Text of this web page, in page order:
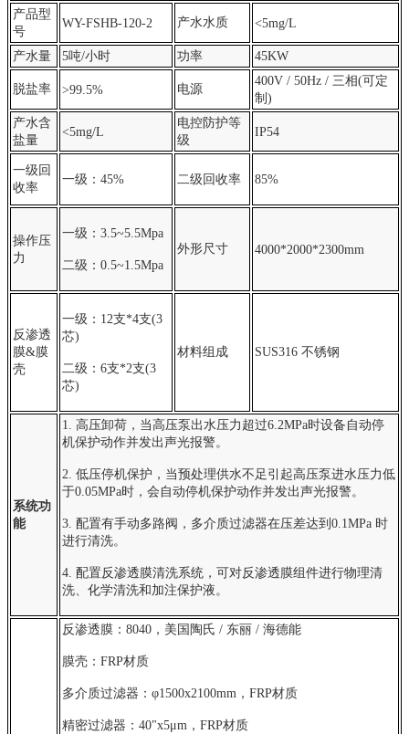
产品型
号
WY-FSHB-120-2 产水水质 <5mg/L
产水量 5吨/小时 功率 45KW
脱盐率 >99.5% 电源
400V / 50Hz / 三相(可定
制)
产水含
盐量
<5mg/L
电控防护等
级
IP54
一级回
收率
一级：45% 二级回收率 85%
操作压
力
一级：3.5~5.5Mpa
二级：0.5~1.5Mpa
外形尺寸 4000*2000*2300mm
反渗透
膜&膜
壳
一级：12支*4支(3
芯)
二级：6支*2支(3
芯)
材料组成 SUS316 不锈钢
系统功
能
1. 高压卸荷，当高压泵出水压力超过6.2MPa时设备自动停
机保护动作并发出声光报警。
2. 低压停机保护，当预处理供水不足引起高压泵进水压力低
于0.05MPa时，会自动停机保护动作并发出声光报警。
3. 配置有手动多路阀，多介质过滤器在压差达到0.1MPa 时
进行清洗。
4. 配置反渗透膜清洗系统，可对反渗透膜组件进行物理清
洗、化学清洗和加注保护液。
反渗透膜：8040，美国陶氏 / 东丽 / 海德能
膜壳：FRP材质
多介质过滤器：φ1500x2100mm，FRP材质
精密过滤器：40"x5μm，FRP材质